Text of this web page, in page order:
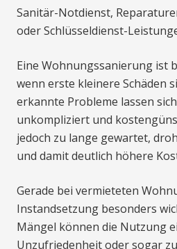
Sanitär-Notdienst,
oder Schlüsseldienst-
Eine Wohnungssanierung ist
wenn erste kleinere Schäden
erkannte Probleme lassen
unkompliziert und
jedoch zu lange gewartet,
und damit deutlich höhere
Gerade bei vermieteten
Instandsetzung besonders
Mängel können die Nutzung
Unzufriedenheit oder sogar